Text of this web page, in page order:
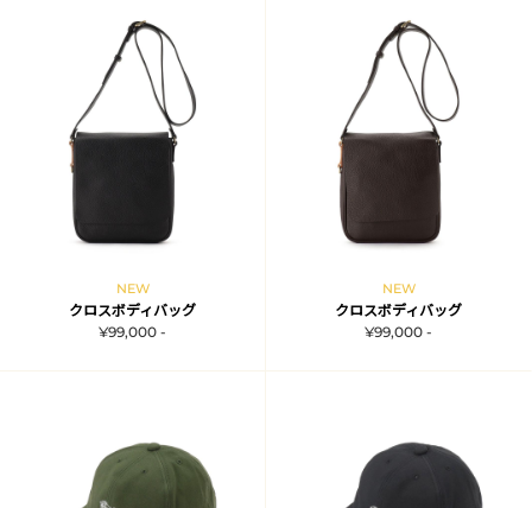
NEW
クロスボディバッグ
¥99,000 -
NEW
クロスボディバッグ
¥99,000 -